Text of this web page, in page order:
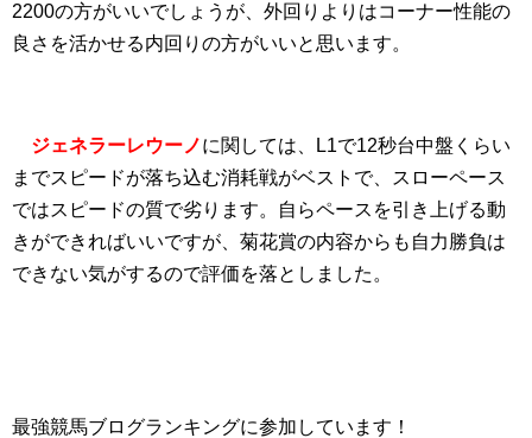
2200の方がいいでしょうが、外回りよりはコーナー性能の
良さを活かせる内回りの方がいいと思います。
ジェネラーレウーノに関しては、L1で12秒台中盤くらい
までスピードが落ち込む消耗戦がベストで、スローペース
ではスピードの質で劣ります。自らペースを引き上げる動
きができればいいですが、菊花賞の内容からも自力勝負は
できない気がするので評価を落としました。
最強競馬ブログランキングに参加しています！